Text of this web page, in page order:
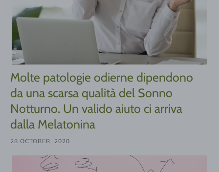
Molte patologie odierne dipendono
da una scarsa qualità del Sonno
Notturno. Un valido aiuto ci arriva
dalla Melatonina
28 OCTOBER, 2020